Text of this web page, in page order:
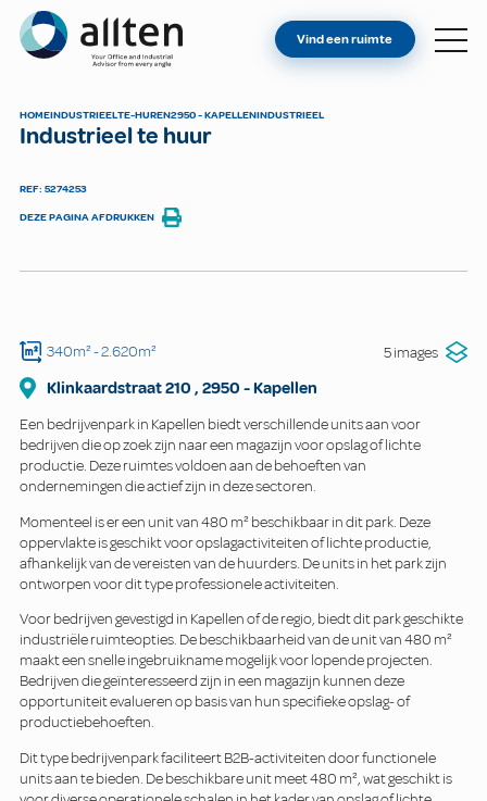
Allten
VIND EEN RUIMTE
CONTACT
Vind een ruimte
HOMEINDUSTRIEELTE-HUREN2950 - KAPELLENINDUSTRIEEL
Industrieel te huur
REF: 5274253
DEZE PAGINA AFDRUKKEN
340m²- 2.620m² 5 images
Klinkaardstraat210 , 2950 -Kapellen
Een bedrijvenpark in Kapellen biedt verschillende units aan voor
bedrijven die op zoek zijn naar een magazijn voor opslag of lichte
productie. Deze ruimtes voldoen aan de behoeften van
ondernemingen die actief zijn in deze sectoren.
Momenteel is er een unit van 480 m² beschikbaar in dit park. Deze
oppervlakte is geschikt voor opslagactiviteiten of lichte productie,
afhankelijk van de vereisten van de huurders. De units in het park zijn
ontworpen voor dit type professionele activiteiten.
Voor bedrijven gevestigd in Kapellen of de regio, biedt dit park geschikte
industriële ruimteopties. De beschikbaarheid van de unit van 480 m²
maakt een snelle ingebruikname mogelijk voor lopende projecten.
Bedrijven die geïnteresseerd zijn in een magazijn kunnen deze
opportuniteit evalueren op basis van hun specifieke opslag- of
productiebehoeften.
Dit type bedrijvenpark faciliteert B2B-activiteiten door functionele
units aan te bieden. De beschikbare unit meet 480 m², wat geschikt is